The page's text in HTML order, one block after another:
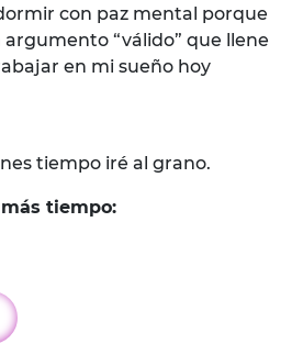
con paz mental porque
“válido” que llene
en mi sueño hoy
tiempo iré al grano.
tiempo: